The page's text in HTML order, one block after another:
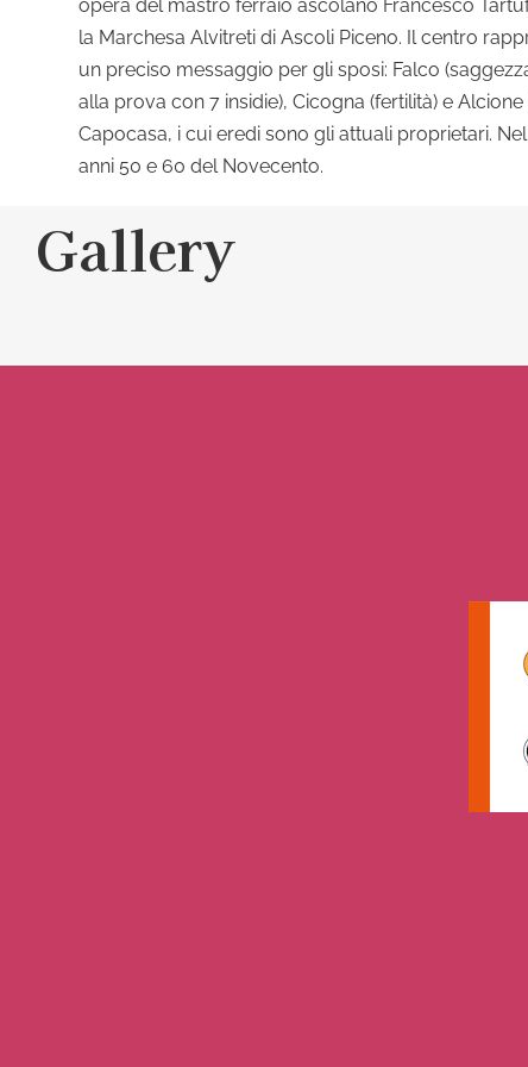
opera del mastro ferraio ascolano Francesco
la Marchesa Alvitreti di Ascoli Piceno. Il centro
un preciso messaggio per gli sposi: Falco
alla prova con 7 insidie), Cicogna (fertilità) e
Capocasa, i cui eredi sono gli attuali proprietari.
anni 50 e 60 del Novecento.
Gallery